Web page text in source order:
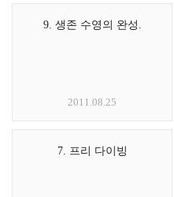
9. 생존 수영의 완성.
2011.08.25
7. 프리 다이빙